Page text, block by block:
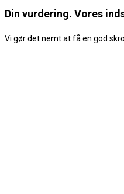
Din vurdering. Vores
Vi gør det nemt at få en god